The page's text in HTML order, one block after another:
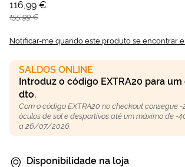
116,99 €
155,99 €
Notificar-me quando este produto se encontrar
SALDOS ONLINE
Introduz o código EXTRA20 para um
dto.
Com o código EXTRA20 no checkout consegue -
óculos de sol e desportivos até um máximo de -
a 26/07/2026.
Disponibilidade na loja